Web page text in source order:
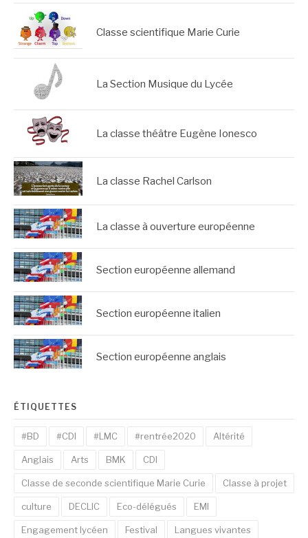
Classe scientifique Marie Curie
La Section Musique du Lycée
La classe théâtre Eugène Ionesco
La classe Rachel Carlson
La classe à ouverture européenne
Section européenne allemand
Section européenne italien
Section européenne anglais
ÉTIQUETTES
#BD #CDI #LMC #rentrée2020 Altérité
Anglais Arts BMK CDI
Classe de seconde scientifique Marie Curie Classe à projet
culture DECLIC Eco-délégués EMI
Engagement lycéen Festival Langues vivantes